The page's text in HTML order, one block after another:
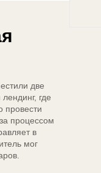
две
где
провести
процессом
в
мог